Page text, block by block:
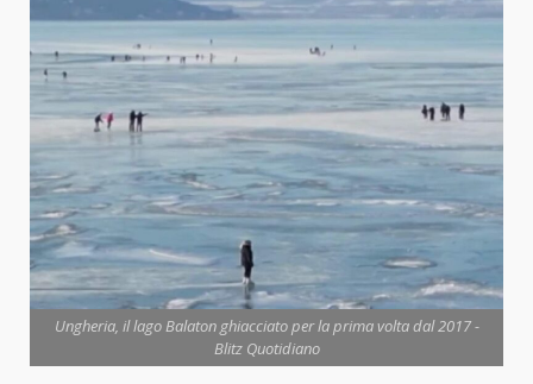
Ungheria, il lago Balaton ghiacciato per la prima volta dal 2017 -
Blitz Quotidiano